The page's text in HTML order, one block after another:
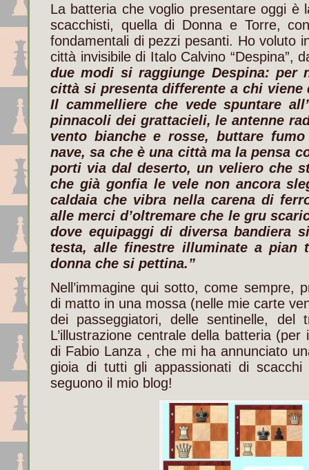
La batteria che voglio presentare oggi è
scacchisti, quella di Donna e Torre,
fondamentali di pezzi pesanti. Ho voluto
città invisibile di Italo Calvino “Despina”,
due modi si raggiunge Despina: per
città si presenta differente a chi viene
Il cammelliere che vede spuntare
pinnacoli dei grattacieli, le antenne
vento bianche e rosse, buttare
nave, sa che è una città ma la pensa
porti via dal deserto, un veliero che
che già gonfia le vele non ancora
caldaia che vibra nella carena di
alle merci d’oltremare che le gru
dove equipaggi di diversa bandiera
testa, alle finestre illuminate a pian
donna che si pettina.”
Nell’immagine qui sotto, come sempre,
di matto in una mossa (nelle mie carte
dei passeggiatori, delle sentinelle, del
L’illustrazione centrale della batteria
di Fabio Lanza , che mi ha annunciato
gioia di tutti gli appassionati di
seguono il mio blog!